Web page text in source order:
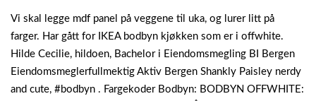
Vi skal legge mdf panel på veggene til uka, og lurer litt på
farger. Har gått for IKEA bodbyn kjøkken som er i offwhite.
Hilde Cecilie, hildoen, Bachelor i Eiendomsmegling BI Bergen
Eiendomsmeglerfullmektig Aktiv Bergen Shankly Paisley nerdy
and cute, #bodbyn . Fargekoder Bodbyn: BODBYN OFFWHITE: